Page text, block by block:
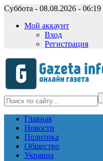
Суббота - 08.08.2026 - 06:19
Мой аккаунт
Вход
Регистрация
Главная
Новости
Политика
Общество
Украина